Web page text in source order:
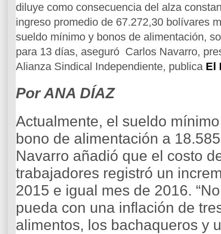
diluye como consecuencia del alza
ingreso promedio de 67.272,30 bolívares
sueldo mínimo y bonos de alimentación,
para 13 días, aseguró Carlos Navarro,
Alianza Sindical Independiente, publica El
Por ANA DÍAZ
Actualmente, el sueldo
bono de alimentación a
Navarro añadió que el costo
trabajadores registró un
2015 e igual mes de 2016.
pueda con una inflación de
alimentos, los bachaqueros y